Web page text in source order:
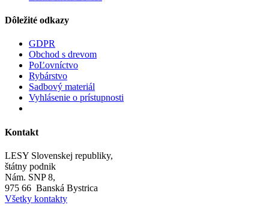
Dôležité odkazy
GDPR
Obchod s drevom
PoĽovníctvo
Rybárstvo
Sadbový materiál
Vyhlásenie o prístupnosti
Kontakt
LESY Slovenskej republiky,
štátny podnik
Nám. SNP 8,
975 66 Banská Bystrica
Všetky kontakty